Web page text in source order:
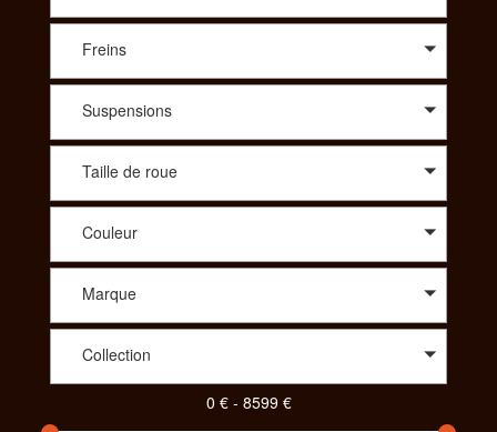
Freins
Suspensions
Taille de roue
Couleur
Marque
Collection